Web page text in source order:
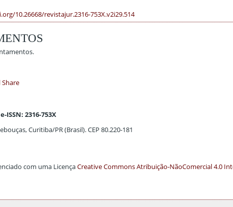
10.26668/revistajur.2316-753X.v2i29.514
ISSN: 2316-753X
Curitiba/PR (Brasil). CEP 80.220-181
com uma LicençaCreative Commons Atribuição-NãoComercial 4.0